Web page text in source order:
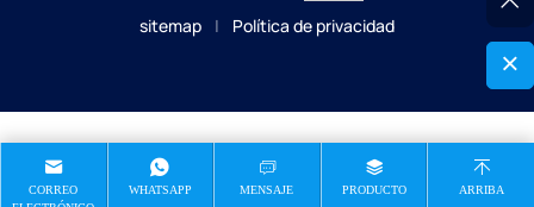
sitemap | Política de privacidad
CORREO
WHATSAPP MENSAJE PRODUCTO ARRIBA